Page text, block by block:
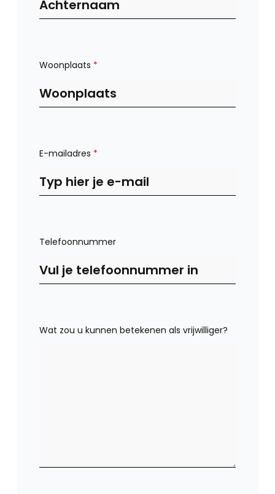
Woonplaats *
E-mailadres *
Telefoonnummer
Wat zou u kunnen betekenen als vrijwilliger?